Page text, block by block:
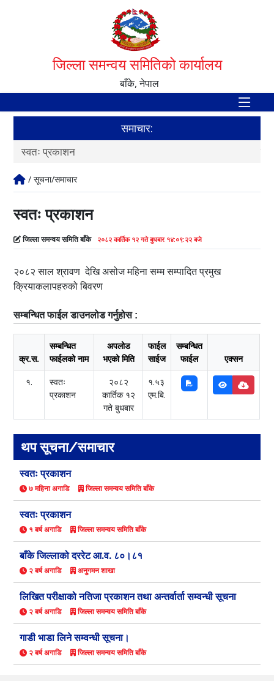
जिल्ला समन्वय समितिको कार्यालय
बाँके, नेपाल
समाचार:
स्वतः प्रकाशन
/ सूचना/समाचार
स्वतः प्रकाशन
जिल्ला समन्वय समिति बाँके २०८२ कार्तिक १२ गते बुधबार १४:०९:२२ बजे
२०८२ साल श्रावण देखि असोजमहिनासम्म सम्पादित प्रमुख
क्रियाकलापहरुको बिवरण
सम्बन्धित फाईल डाउनलोड गर्नुहोस :
क्र.स.
सम्बन्धित
फाईलको नाम
अपलोड
भएको मिति
फाईल
साईज
सम्बन्धित
फाईल
एक्सन
१.
स्वतः
प्रकाशन
२०८२
कार्तिक १२
गते बुधबार
१.५३
एम.बि.
थप सूचना/समाचार
स्वतः प्रकाशन
७ महिना अगाडि जिल्ला समन्वय समिति बाँके
स्वतः प्रकाशन
१ बर्ष अगाडि जिल्ला समन्वय समिति बाँके
बाँके जिल्लाको दररेट आ.व. ८०।८१
२ बर्ष अगाडि अनुगमन शाखा
लिखित परीक्षाको नतिजा प्रकाशन तथा अन्तर्वार्ता सम्वन्धी सूचना
२ बर्ष अगाडि जिल्ला समन्वय समिति बाँके
गाडी भाडा लिने सम्वन्धी सूचना।
२ बर्ष अगाडि जिल्ला समन्वय समिति बाँके